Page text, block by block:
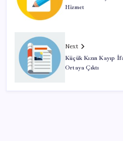
Hizmet
Next
Küçük Kızın Kayıp
Ortaya Çıktı